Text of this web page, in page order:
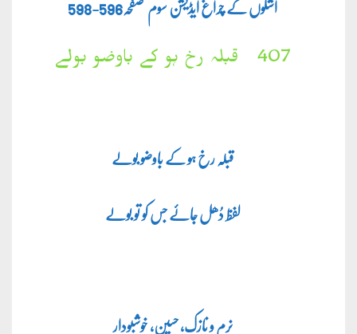
اشکوں کے چراغ ایڈیشن سوم صفحہ 596-598
407۔ قبلہ رخ ہو کے باوضو بولے
قبلہ رخ ہو کے باوضو بولے
لفظ دُھل جائے جس کو تو بولے
نرم و نازک، حسین، خوشبودار